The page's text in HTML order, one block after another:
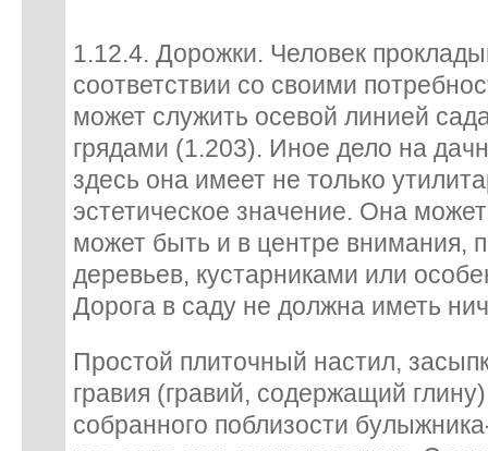
1.12.4. Дорожки. Человек
соответствии со своими
может служить осевой линией
грядами (1.203). Иное дело на
здесь она имеет не только
эстетическое значение. Она
может быть и в центре внимания,
деревьев, кустарниками или
Дорога в саду не должна иметь
Простой плиточный настил,
гравия (гравий, содержащий
собранного поблизости